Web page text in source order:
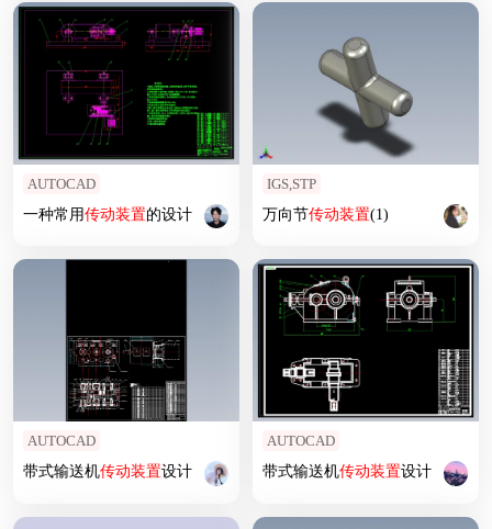
AUTOCAD
一种常用传动装置的设计
IGS,STP
万向节传动装置(1)
AUTOCAD
带式输送机传动装置设计
AUTOCAD
带式输送机传动装置设计